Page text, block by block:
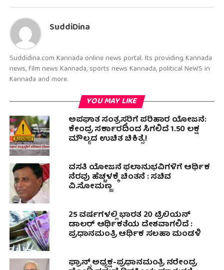
SuddiDina
Suddidina.com Kannada online news portal. Its providing Kannada
news, film news Kannada, sports news Kannada, political NeWS in
Kannada and more.
YOU MAY LIKE
ಅಪಘಾತ ಸಂತ್ರಸ್ತರಿಗೆ ಪರಿಹಾರ ಯೋಜನೆ:
ಕೇಂದ್ರ ಸರ್ಕಾರದಿಂದ ಸಿಗಲಿದೆ 1.50 ಲಕ್ಷ
ಮೌಲ್ಯದ ಉಚಿತ ಚಿಕಿತ್ಸೆ.!
ವಸತಿ ಯೋಜನೆ ಫಲಾನುಭವಿಗಳಿಗೆ ಆರ್ಥಿಕ
ನೆರವು ಹೆಚ್ಚಳಕ್ಕೆ ಚಿಂತನೆ : ಸಚಿವ
ವಿ.ಸೋಮಣ್ಣ
25 ವರ್ಷಗಳಲ್ಲಿ ಭಾರತ 20 ಟ್ರಿಲಿಯನ್
ಡಾಲರ್ ಆರ್ಥಿಕತೆಯ ದೇಶವಾಗಲಿದೆ :
ಪ್ರಧಾನಮಂತ್ರಿ ಆರ್ಥಿಕ ಸಲಹಾ ಮಂಡಳಿ
ಫ್ರಾನ್ಸ್ ಅಧ್ಯಕ್ಷ-ಪ್ರಧಾನಮಂತ್ರಿ ನರೇಂದ್ರ